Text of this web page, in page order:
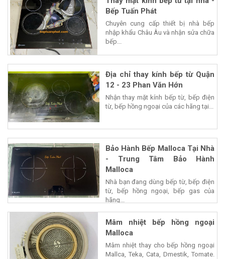
Bếp Tuấn Phát
Chuyên cung cấp thiết bị nhà bếp
nhập khẩu Châu Âu và nhận sửa chữa
bếp...
Địa chỉ thay kính bếp từ Quận
12 - 23 Phan Văn Hớn
Nhận thay mặt kính bếp từ, bếp điện
từ, bếp hồng ngoại của các hãng tại...
Bảo Hành Bếp Malloca Tại Nhà
- Trung Tâm Bảo Hành
Malloca
Nhà bạn đang dùng bếp từ, bếp điện
từ, bếp hồng ngoại, bếp gas của
hãng...
Mâm nhiệt bếp hồng ngoại
Malloca
Mâm nhiệt thay cho bếp hồng ngoại
Mallca, Teka, Cata, Dmestik, Tomate.